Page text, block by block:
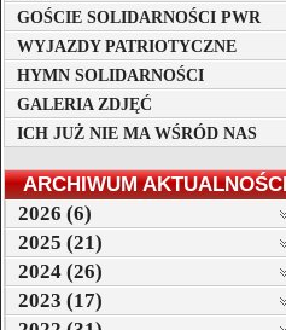
GOŚCIE SOLIDARNOŚCI PWR
WYJAZDY PATRIOTYCZNE
HYMN SOLIDARNOŚCI
GALERIA ZDJĘĆ
ICH JUŻ NIE MA WŚRÓD NAS
ARCHIWUM
2026 (6)
2025 (21)
2024 (26)
2023 (17)